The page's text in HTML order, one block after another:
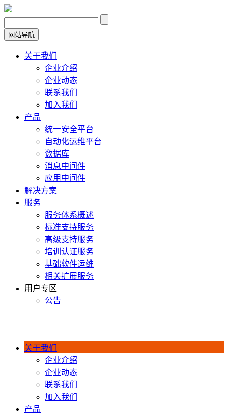
网站导航
关于我们
企业介绍
企业动态
联系我们
加入我们
产品
统一安全平台
自动化运维平台
数据库
消息中间件
应用中间件
解决方案
服务
服务体系概述
标准支持服务
高级支持服务
培训认证服务
基础软件运维
相关扩展服务
用户专区
公告
关于我们
企业介绍
企业动态
联系我们
加入我们
产品